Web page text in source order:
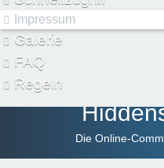
Impressum
Galerie
FAQ
Regeln
Die Online-